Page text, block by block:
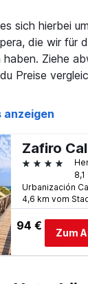
sich hierbei
die wir für
Ziehe
Preise
anzeigen
4 Sterne
8,1
4,6 km vom
94 €
Zum